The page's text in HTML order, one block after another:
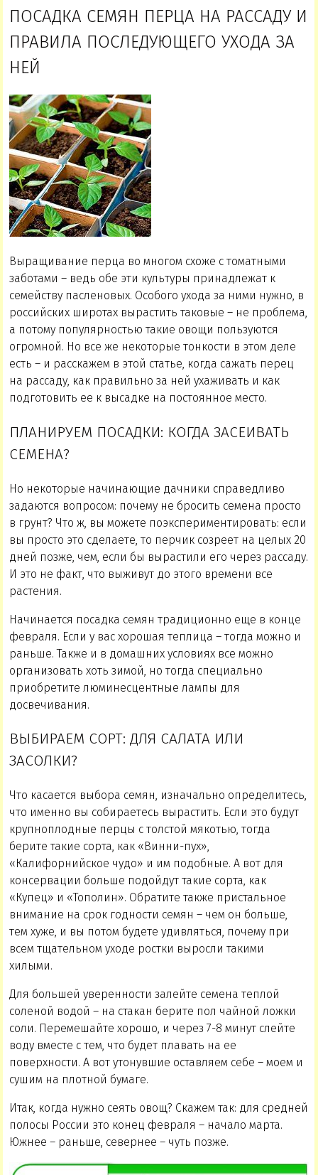
ПОСАДКА СЕМЯН ПЕРЦА НА РАССАДУ И
ПРАВИЛА ПОСЛЕДУЮЩЕГО УХОДА ЗА
НЕЙ
Выращивание перца во многом схоже с томатными
заботами – ведь обе эти культуры принадлежат к
семейству пасленовых. Особого ухода за ними нужно, в
российских широтах вырастить таковые – не проблема,
а потому популярностью такие овощи пользуются
огромной. Но все же некоторые тонкости в этом деле
есть – и расскажем в этой статье, когда сажать перец
на рассаду, как правильно за ней ухаживать и как
подготовить ее к высадке на постоянное место.
ПЛАНИРУЕМ ПОСАДКИ: КОГДА ЗАСЕИВАТЬ
СЕМЕНА?
Но некоторые начинающие дачники справедливо
задаются вопросом: почему не бросить семена просто
в грунт? Что ж, вы можете поэкспериментировать: если
вы просто это сделаете, то перчик созреет на целых 20
дней позже, чем, если бы вырастили его через рассаду.
И это не факт, что выживут до этого времени все
растения.
Начинается посадка семян традиционно еще в конце
февраля. Если у вас хорошая теплица – тогда можно и
раньше. Также и в домашних условиях все можно
организовать хоть зимой, но тогда специально
приобретите люминесцентные лампы для
досвечивания.
ВЫБИРАЕМ СОРТ: ДЛЯ САЛАТА ИЛИ
ЗАСОЛКИ?
Что касается выбора семян, изначально определитесь,
что именно вы собираетесь вырастить. Если это будут
крупноплодные перцы с толстой мякотью, тогда
берите такие сорта, как «Винни-пух»,
«Калифорнийское чудо» и им подобные. А вот для
консервации больше подойдут такие сорта, как
«Купец» и «Тополин». Обратите также пристальное
внимание на срок годности семян – чем он больше,
тем хуже, и вы потом будете удивляться, почему при
всем тщательном уходе ростки выросли такими
хилыми.
Для большей уверенности залейте семена теплой
соленой водой – на стакан берите пол чайной ложки
соли. Перемешайте хорошо, и через 7-8 минут слейте
воду вместе с тем, что будет плавать на ее
поверхности. А вот утонувшие оставляем себе – моем и
сушим на плотной бумаге.
Итак, когда нужно сеять овощ? Скажем так: для средней
полосы России это конец февраля – начало марта.
Южнее – раньше, севернее – чуть позже.